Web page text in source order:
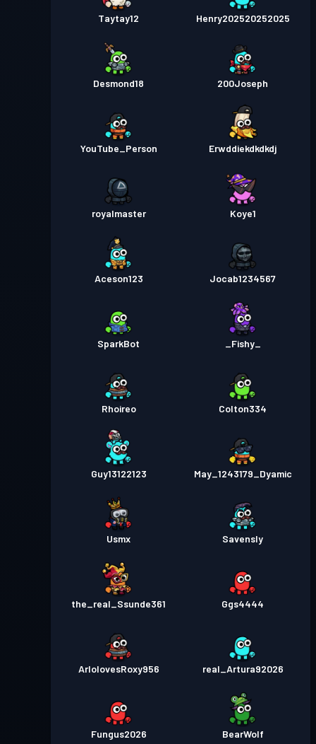
Taytay12 Henry202520252025
Desmond18 200Joseph
YouTube_Person Erwddiekdkdkdj
royalmaster Koye1
Aceson123 Jocab1234567
SparkBot _Fishy_
Rhoireo Colton334
Guy13122123 May_1243179_Dyamic
Usmx Savensly
the_real_Ssunde361 Ggs4444
ArlolovesRoxy956 real_Artura92026
Fungus2026 BearWolf